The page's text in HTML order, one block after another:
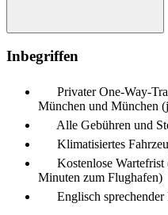
Inbegriffen
Privater One-Way-
München und München
Alle Gebühren und
Klimatisiertes
Kostenlose
Minuten zum Flughafen)
Englisch sprechender